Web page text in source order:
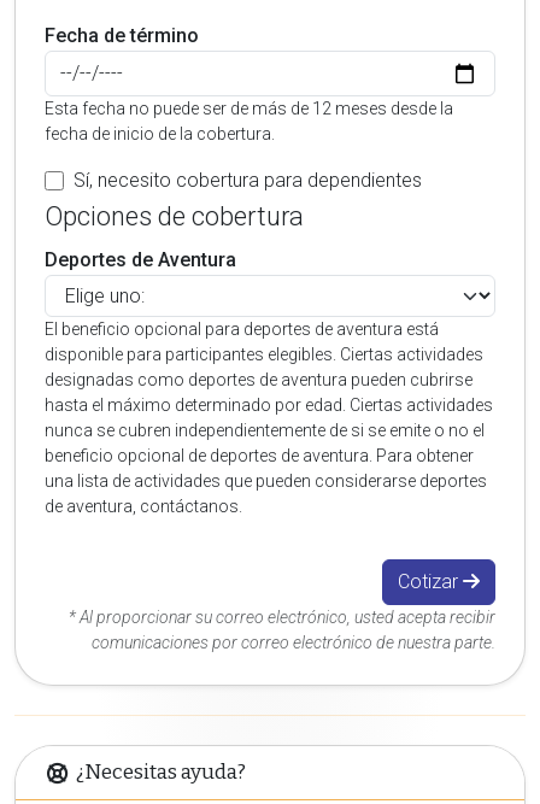
Fecha de término
Esta fecha no puede ser de más de 12 meses desde la
fecha de inicio de la cobertura.
Sí, necesito cobertura para dependientes
Opciones de cobertura
Deportes de Aventura
El beneficio opcional para deportes de aventura está
disponible para participantes elegibles. Ciertas actividades
designadas como deportes de aventura pueden cubrirse
hasta el máximo determinado por edad. Ciertas actividades
nunca se cubren independientemente de si se emite o no el
beneficio opcional de deportes de aventura. Para obtener
una lista de actividades que pueden considerarse deportes
de aventura, contáctanos.
Cotizar
* Al proporcionar su correo electrónico, usted acepta recibir
comunicaciones por correo electrónico de nuestra parte.
¿Necesitas ayuda?